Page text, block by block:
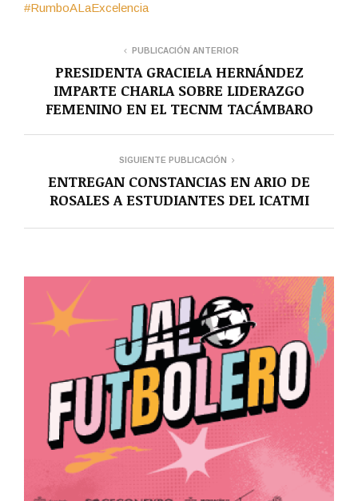
#RumboALaExcelencia
PUBLICACIÓN ANTERIOR
PRESIDENTA GRACIELA HERNÁNDEZ
IMPARTE CHARLA SOBRE LIDERAZGO
FEMENINO EN EL TECNM TACÁMBARO
SIGUIENTE PUBLICACIÓN
ENTREGAN CONSTANCIAS EN ARIO DE
ROSALES A ESTUDIANTES DEL ICATMI